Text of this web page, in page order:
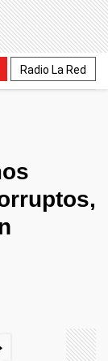
Radio La Red